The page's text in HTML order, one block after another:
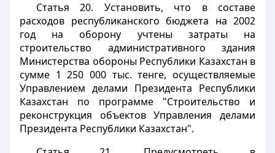
Статья 20. Установить, что в составе
расходов республиканского бюджета на 2002
год на оборону учтены затраты на
строительство административного здания
Министерства обороны Республики Казахстан в
сумме 1 250 000 тыс. тенге, осуществляемые
Управлением делами Президента Республики
Казахстан по программе "Строительство и
реконструкция объектов Управления делами
Президента Республики Казахстан".